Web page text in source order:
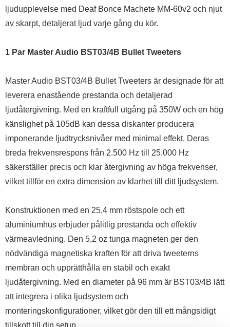
ljudupplevelse med Deaf Bonce Machete MM-60v2 och njut
av skarpt, detaljerat ljud varje gång du kör.
1 Par Master Audio BST03/4B Bullet Tweeters
Master Audio BST03/4B Bullet Tweeters är designade för att
leverera enastående prestanda och detaljerad
ljudåtergivning. Med en kraftfull utgång på 350W och en hög
känslighet på 105dB kan dessa diskanter producera
imponerande ljudtrycksnivåer med minimal effekt. Deras
breda frekvensrespons från 2.500 Hz till 25.000 Hz
säkerställer precis och klar återgivning av höga frekvenser,
vilket tillför en extra dimension av klarhet till ditt ljudsystem.
Konstruktionen med en 25,4 mm röstspole och ett
aluminiumhus erbjuder pålitlig prestanda och effektiv
värmeavledning. Den 5,2 oz tunga magneten ger den
nödvändiga magnetiska kraften för att driva tweeterns
membran och upprätthålla en stabil och exakt
ljudåtergivning. Med en diameter på 96 mm är BST03/4B lätt
att integrera i olika ljudsystem och
monteringskonfigurationer, vilket gör den till ett mångsidigt
tillskott till din setup.